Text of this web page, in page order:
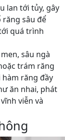
lan tới tủy, gây
răng sâu để
quá trình
sâu ngà
trám răng
răng đầy
ăn nhai, phát
viễn và